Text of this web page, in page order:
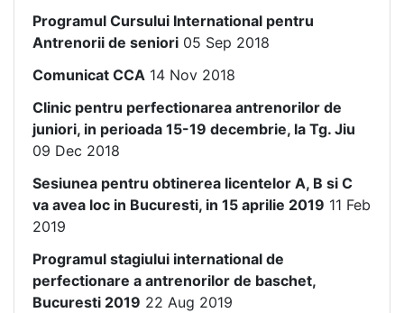
Programul Cursului International pentru
Antrenorii de seniori 05 Sep 2018
Comunicat CCA 14 Nov 2018
Clinic pentru perfectionarea antrenorilor de
juniori, in perioada 15-19 decembrie, la Tg. Jiu
09 Dec 2018
Sesiunea pentru obtinerea licentelor A, B si C
va avea loc in Bucuresti, in 15 aprilie 2019 11 Feb
2019
Programul stagiului international de
perfectionare a antrenorilor de baschet,
Bucuresti 2019 22 Aug 2019